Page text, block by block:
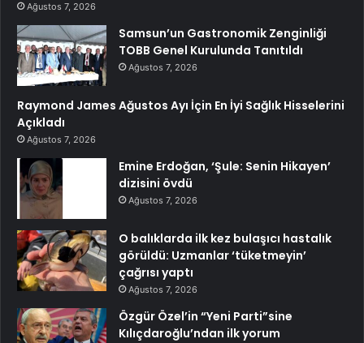
Ağustos 7, 2026
Samsun’un Gastronomik Zenginliği
TOBB Genel Kurulunda Tanıtıldı
Ağustos 7, 2026
Raymond James Ağustos Ayı İçin En İyi Sağlık Hisselerini
Açıkladı
Ağustos 7, 2026
Emine Erdoğan, ‘Şule: Senin Hikayen’
dizisini övdü
Ağustos 7, 2026
O balıklarda ilk kez bulaşıcı hastalık
görüldü: Uzmanlar ‘tüketmeyin’
çağrısı yaptı
Ağustos 7, 2026
Özgür Özel’in “Yeni Parti”sine
Kılıçdaroğlu’ndan ilk yorum